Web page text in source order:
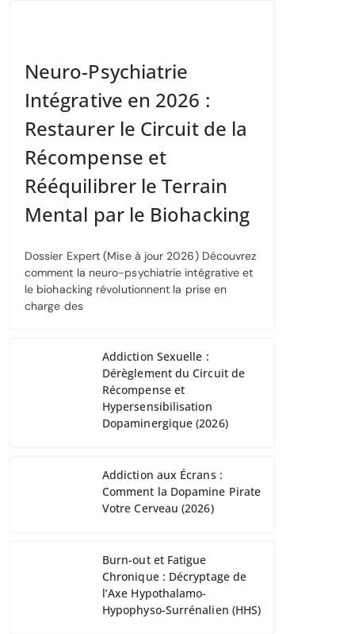
Neuro-Psychiatrie
Intégrative en 2026 :
Restaurer le Circuit de la
Récompense et
Rééquilibrer le Terrain
Mental par le Biohacking
Dossier Expert (Mise à jour 2026) Découvrez
comment la neuro-psychiatrie intégrative et
le biohacking révolutionnent la prise en
charge des
Addiction Sexuelle :
Dérèglement du Circuit de
Récompense et
Hypersensibilisation
Dopaminergique (2026)
Addiction aux Écrans :
Comment la Dopamine Pirate
Votre Cerveau (2026)
Burn-out et Fatigue
Chronique : Décryptage de
l’Axe Hypothalamo-
Hypophyso-Surrénalien (HHS)